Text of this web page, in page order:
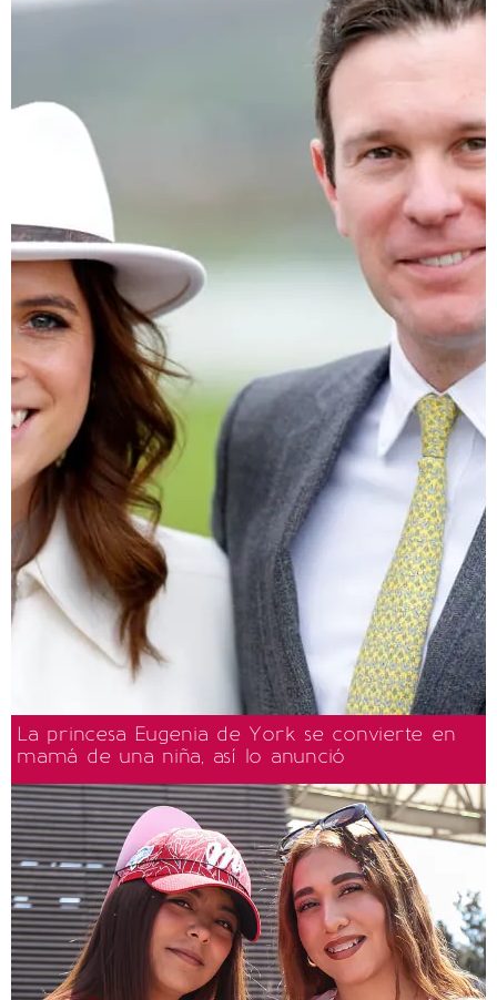
La princesa Eugenia de York se convierte en
mamá de una niña, así lo anunció